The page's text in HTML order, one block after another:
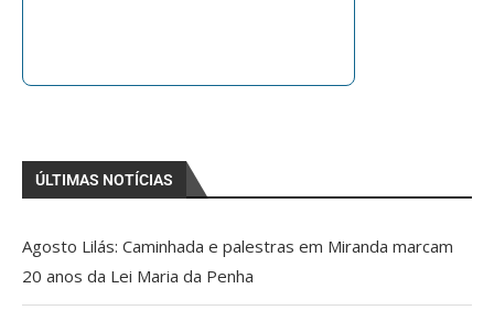
ÚLTIMAS NOTÍCIAS
Agosto Lilás: Caminhada e palestras em Miranda marcam
20 anos da Lei Maria da Penha